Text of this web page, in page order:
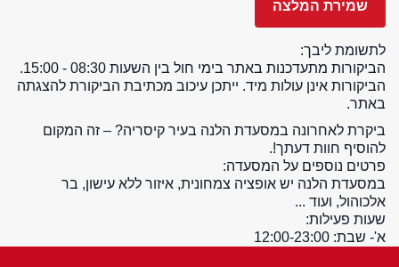
לתשומת ליבך:
הביקורות מתעדכנות באתר בימי חול בין השעות 08:30 - 15:00.
הביקורות אינן עולות מיד. ייתכן עיכוב מכתיבת הביקורת להצגתה
באתר.
ביקרת לאחרונה במסעדת הלנה בעיר קיסריה? – זה המקום
להוסיף חוות דעתך!.
פרטים נוספים על המסעדה:
במסעדת הלנה יש אופציה צמחונית, איזור ללא עישון, בר
אלכוהול, ועוד ...
שעות פעילות:
א'- שבת: 12:00-23:00